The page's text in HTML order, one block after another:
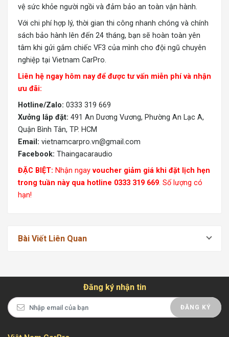
vệ sức khỏe người ngồi và đảm bảo an toàn vận hành.
Với chi phí hợp lý, thời gian thi công nhanh chóng và chính
sách bảo hành lên đến 24 tháng, bạn sẽ hoàn toàn yên
tâm khi gửi gắm chiếc VF3 của mình cho đội ngũ chuyên
nghiệp tại Vietnam CarPro.
Liên hệ ngay hôm nay để được tư vấn miễn phí và nhận
ưu đãi:
Hotline/Zalo: 0333 319 669
Xưởng lắp đặt: 491 An Dương Vương, Phường An Lạc A,
Quận Bình Tân, TP. HCM
Email: vietnamcarpro.vn@gmail.com
Facebook: Thaingacaraudio
ĐẶC BIỆT: Nhận ngay voucher giảm giá khi đặt lịch hẹn
trong tuần này qua hotline 0333 319 669. Số lượng có
hạn!
Bài Viết Liên Quan
Đăng ký nhận tin
ĐĂNG KÝ